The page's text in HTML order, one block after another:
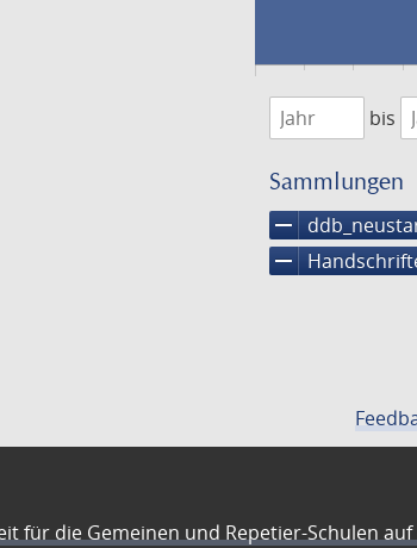
1474
bis
Sammlungen
remove
remove
für die Gemeinen und Repetier-Schulen auf